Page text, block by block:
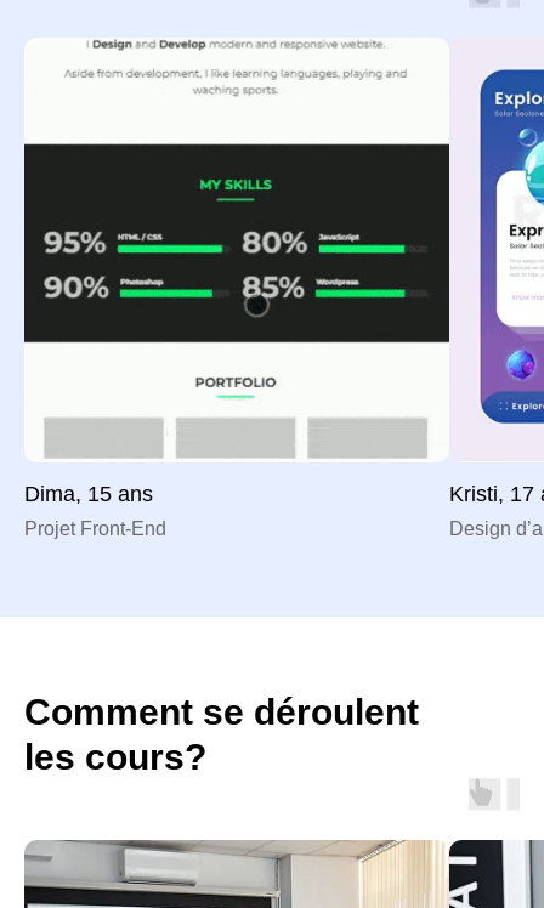
Dima, 15 ans
Projet Front-End
Kristi, 17
Design
Comment se déroulent
les cours?